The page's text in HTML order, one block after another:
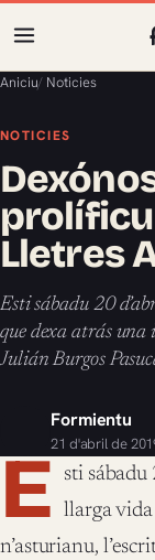
Aniciu/ Noticies
NOTICIES
Lletres
Esti sábadu 20
que dexa atrás una
Julián Burgos
Formientu
21 d'abril de
E sti sábadu
llarga
n’asturianu,